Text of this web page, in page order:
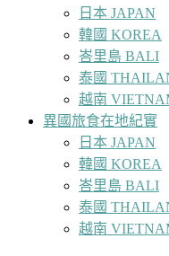
日本 JAPAN
韓國 KOREA
峇里島 BALI
泰國
越南
異國旅食在地紀實
日本 JAPAN
韓國 KOREA
峇里島 BALI
泰國
越南